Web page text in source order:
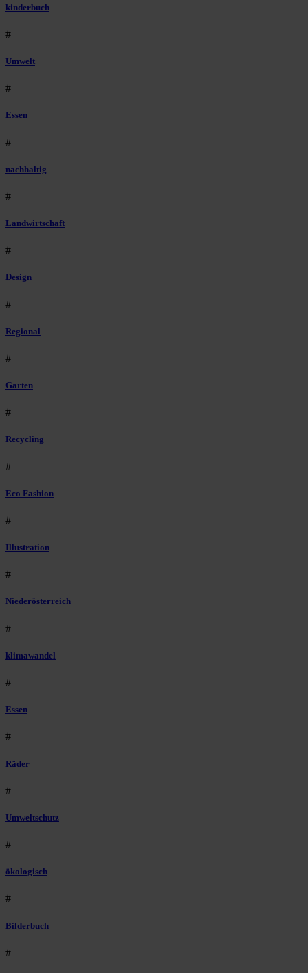
kinderbuch
#
Umwelt
#
Essen
#
nachhaltig
#
Landwirtschaft
#
Design
#
Regional
#
Garten
#
Recycling
#
Eco Fashion
#
Illustration
#
Niederösterreich
#
klimawandel
#
Essen
#
Räder
#
Umweltschutz
#
ökologisch
#
Bilderbuch
#